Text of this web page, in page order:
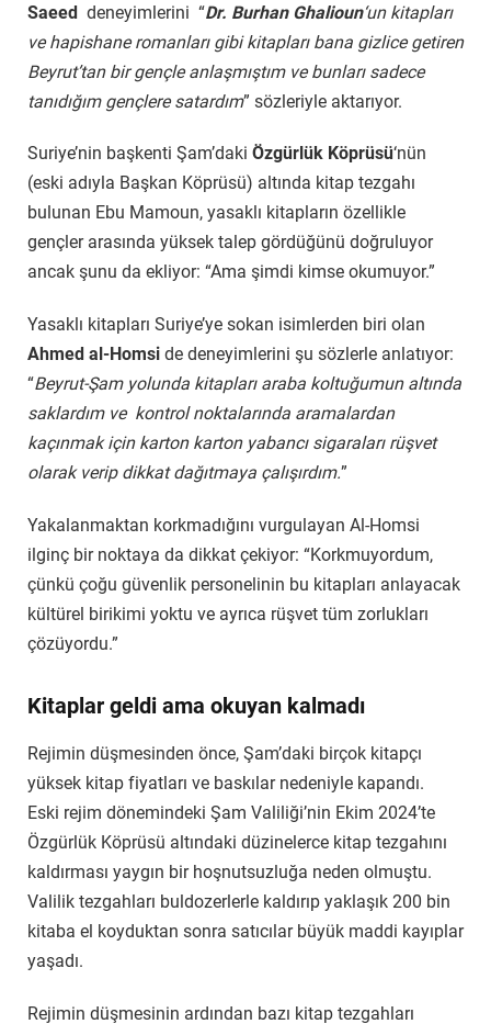
Saeed deneyimlerini “Dr. Burhan Ghalioun‘un kitapları
ve hapishane romanları gibi kitapları bana gizlice getiren
Beyrut’tan bir gençle anlaşmıştım ve bunları sadece
tanıdığım gençlere satardım” sözleriyle aktarıyor.
Suriye’nin başkenti Şam’daki Özgürlük Köprüsü‘nün
(eski adıyla Başkan Köprüsü) altında kitap tezgahı
bulunan Ebu Mamoun, yasaklı kitapların özellikle
gençler arasında yüksek talep gördüğünü doğruluyor
ancak şunu da ekliyor: “Ama şimdi kimse okumuyor.”
Yasaklı kitapları Suriye’ye sokan isimlerden biri olan
Ahmed al-Homsi de deneyimlerini şu sözlerle anlatıyor:
“Beyrut-Şam yolunda kitapları araba koltuğumun altında
saklardım ve kontrol noktalarında aramalardan
kaçınmak için karton karton yabancı sigaraları rüşvet
olarak verip dikkat dağıtmaya çalışırdım.”
Yakalanmaktan korkmadığını vurgulayan Al-Homsi
ilginç bir noktaya da dikkat çekiyor: “Korkmuyordum,
çünkü çoğu güvenlik personelinin bu kitapları anlayacak
kültürel birikimi yoktu ve ayrıca rüşvet tüm zorlukları
çözüyordu.”
Kitaplar geldi ama okuyan kalmadı
Rejimin düşmesinden önce, Şam’daki birçok kitapçı
yüksek kitap fiyatları ve baskılar nedeniyle kapandı.
Eski rejim dönemindeki Şam Valiliği’nin Ekim 2024’te
Özgürlük Köprüsü altındaki düzinelerce kitap tezgahını
kaldırması yaygın bir hoşnutsuzluğa neden olmuştu.
Valilik tezgahları buldozerlerle kaldırıp yaklaşık 200 bin
kitaba el koyduktan sonra satıcılar büyük maddi kayıplar
yaşadı.
Rejimin düşmesinin ardından bazı kitap tezgahları